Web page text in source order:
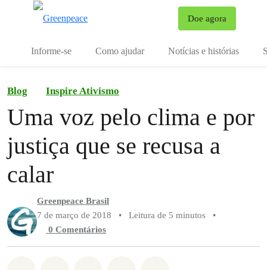
Doe agora
Informe-se Como ajudar Notícias e histórias
Blog Inspire Ativismo
Uma voz pelo clima e por
justiça que se recusa a
calar
Greenpeace Brasil
7 de março de 2018
• Leitura de 5 minutos
•
0 Comentários